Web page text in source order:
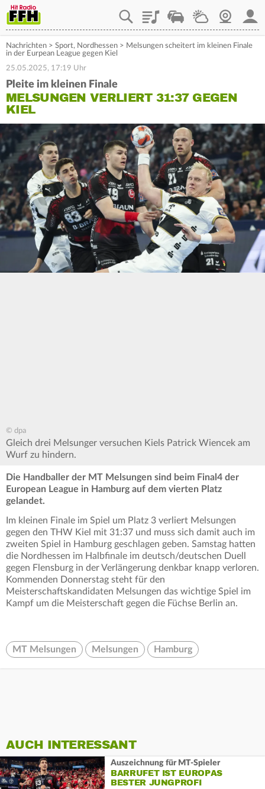
PlaylistStaupilotWetterWebcam
Nachrichten > Sport, Nordhessen > Melsungen scheitert im kleinen Finale
in der Eurpean League gegen Kiel
25.05.2025, 17:19 Uhr
Pleite im kleinen Finale
MELSUNGEN VERLIERT 31:37 GEGEN
KIEL
© dpa
Gleich drei Melsunger versuchen Kiels Patrick Wiencek am
Wurf zu hindern.
Die Handballer der MT Melsungen sind beim Final4 der
European League in Hamburg auf dem vierten Platz
gelandet.
Im kleinen Finale im Spiel um Platz 3 verliert Melsungen
gegen den THW Kiel mit 31:37 und muss sich damit auch im
zweiten Spiel in Hamburg geschlagen geben. Samstag hatten
die Nordhessen im Halbfinale im deutsch/deutschen Duell
gegen Flensburg in der Verlängerung denkbar knapp verloren.
Kommenden Donnerstag steht für den
Meisterschaftskandidaten Melsungen das wichtige Spiel im
Kampf um die Meisterschaft gegen die Füchse Berlin an.
MT Melsungen Melsungen Hamburg
AUCH INTERESSANT
Auszeichnung für MT-Spieler
BARRUFET IST EUROPAS
BESTER JUNGPROFI